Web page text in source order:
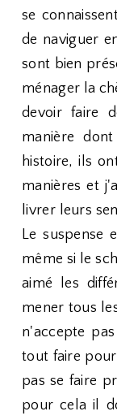
se
de naviguer
sont bien
ménager la
devoir faire
manière
histoire, ils
manières et
livrer leurs
Le suspense
même si le
aimé les
mener tous
n'accepte
tout faire
pas se faire
pour cela il